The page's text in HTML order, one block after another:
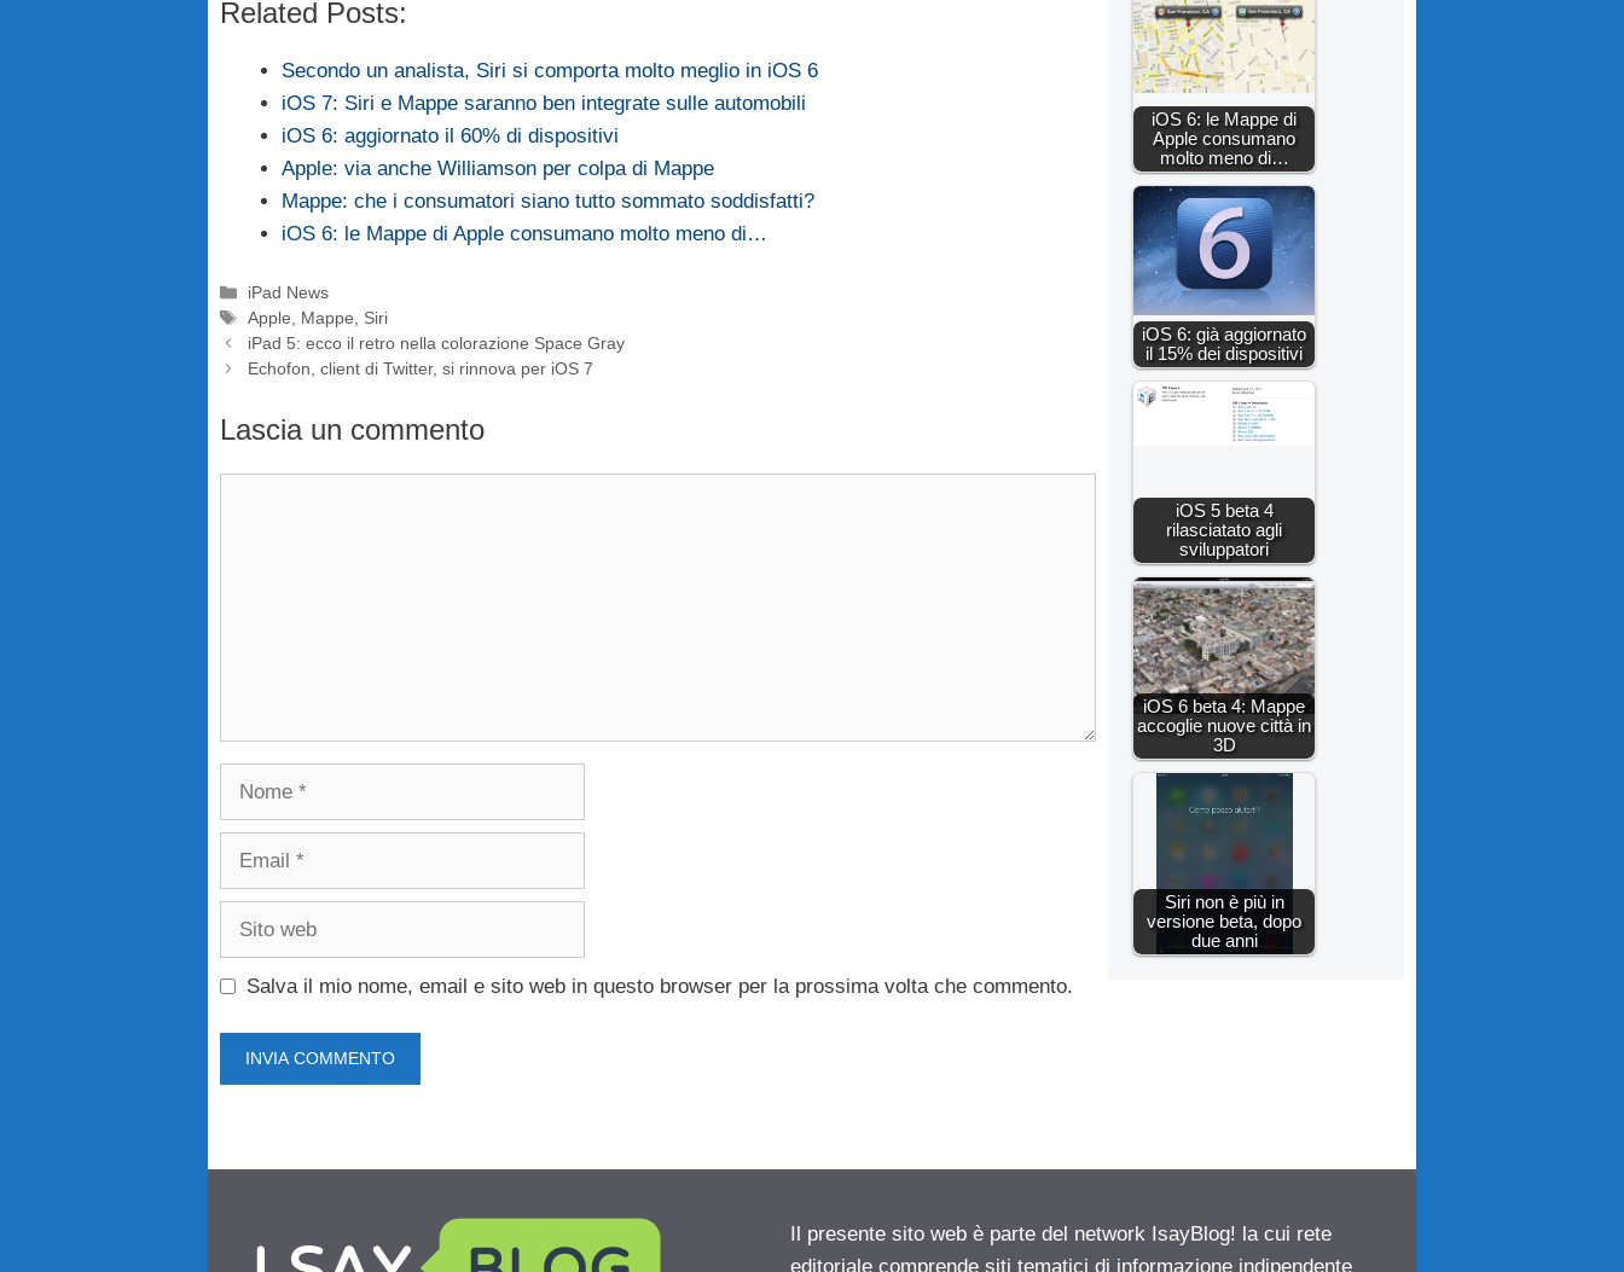
Related Posts:
Secondo un analista, Siri si comporta molto meglio in iOS 6
iOS 7: Siri e Mappe saranno ben integrate sulle automobili
iOS 6: aggiornato il 60% di dispositivi
Apple: via anche Williamson per colpa di Mappe
Mappe: che i consumatori siano tutto sommato soddisfatti?
iOS 6: le Mappe di Apple consumano molto meno di…
Categorie
iPad News
Tag
Apple Mappe
Siri
iPad 5: ecco il retro nella colorazione Space Gray
Echofon, client di Twitter, si rinnova per iOS 7
Lascia un commento
Salva il mio nome, email e sito web in questo browser per la prossima volta che commento.
iOS 6: le Mappe di
Apple consumano
molto meno di…
iOS 6: già aggiornato
il 15% dei dispositivi
iOS 5 beta 4
rilasciatato agli
sviluppatori
iOS 6 beta 4: Mappe
accoglie nuove città in
3D
Siri non è più in
versione beta, dopo
due anni
Il presente sito web è parte del network IsayBlog! la cui rete
editoriale comprende siti tematici di informazione indipendente